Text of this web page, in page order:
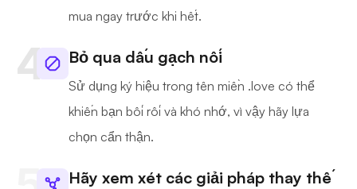
mua ngay trước khi hết.
Bỏ qua dấu gạch nối
Sử dụng ký hiệu trong tên miền .love có thể
khiến bạn bối rối và khó nhớ, vì vậy hãy lựa
chọn cẩn thận.
Hãy xem xét các giải pháp thay thế